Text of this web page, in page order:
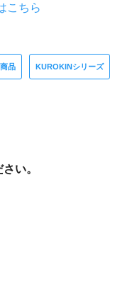
こちら
品 KUROKINシリーズ
い。